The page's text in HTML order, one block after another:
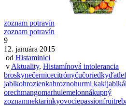
zoznam potravín
zoznam potravín
9
12. januára 2015
od Histaminici
v Aktuality, Histamínová intolerancia
broskynečernicecitrónyčučoriedkyďatle
jablkohrozienkahroznohurmi kakijablká
orechmangomarhulemelonnákupný
zoznamnektarinkyovociepassionfruit